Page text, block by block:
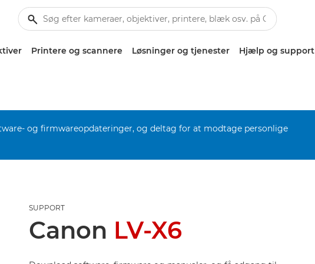
Printere og scannere Løsninger og tjenester Hjælp og support
og firmwareopdateringer, og deltag for at modtage personlige
SUPPORT
Canon LV-X6